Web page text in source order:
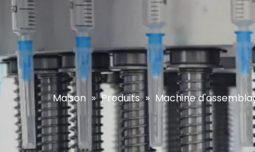
Maison » Produits » Machine